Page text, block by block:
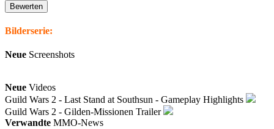
Bilderserie:
Neue Screenshots
Neue Videos
Guild Wars 2 - Last Stand at Southsun - Gameplay Highlights
Guild Wars 2 - Gilden-Missionen Trailer
Verwandte MMO-News